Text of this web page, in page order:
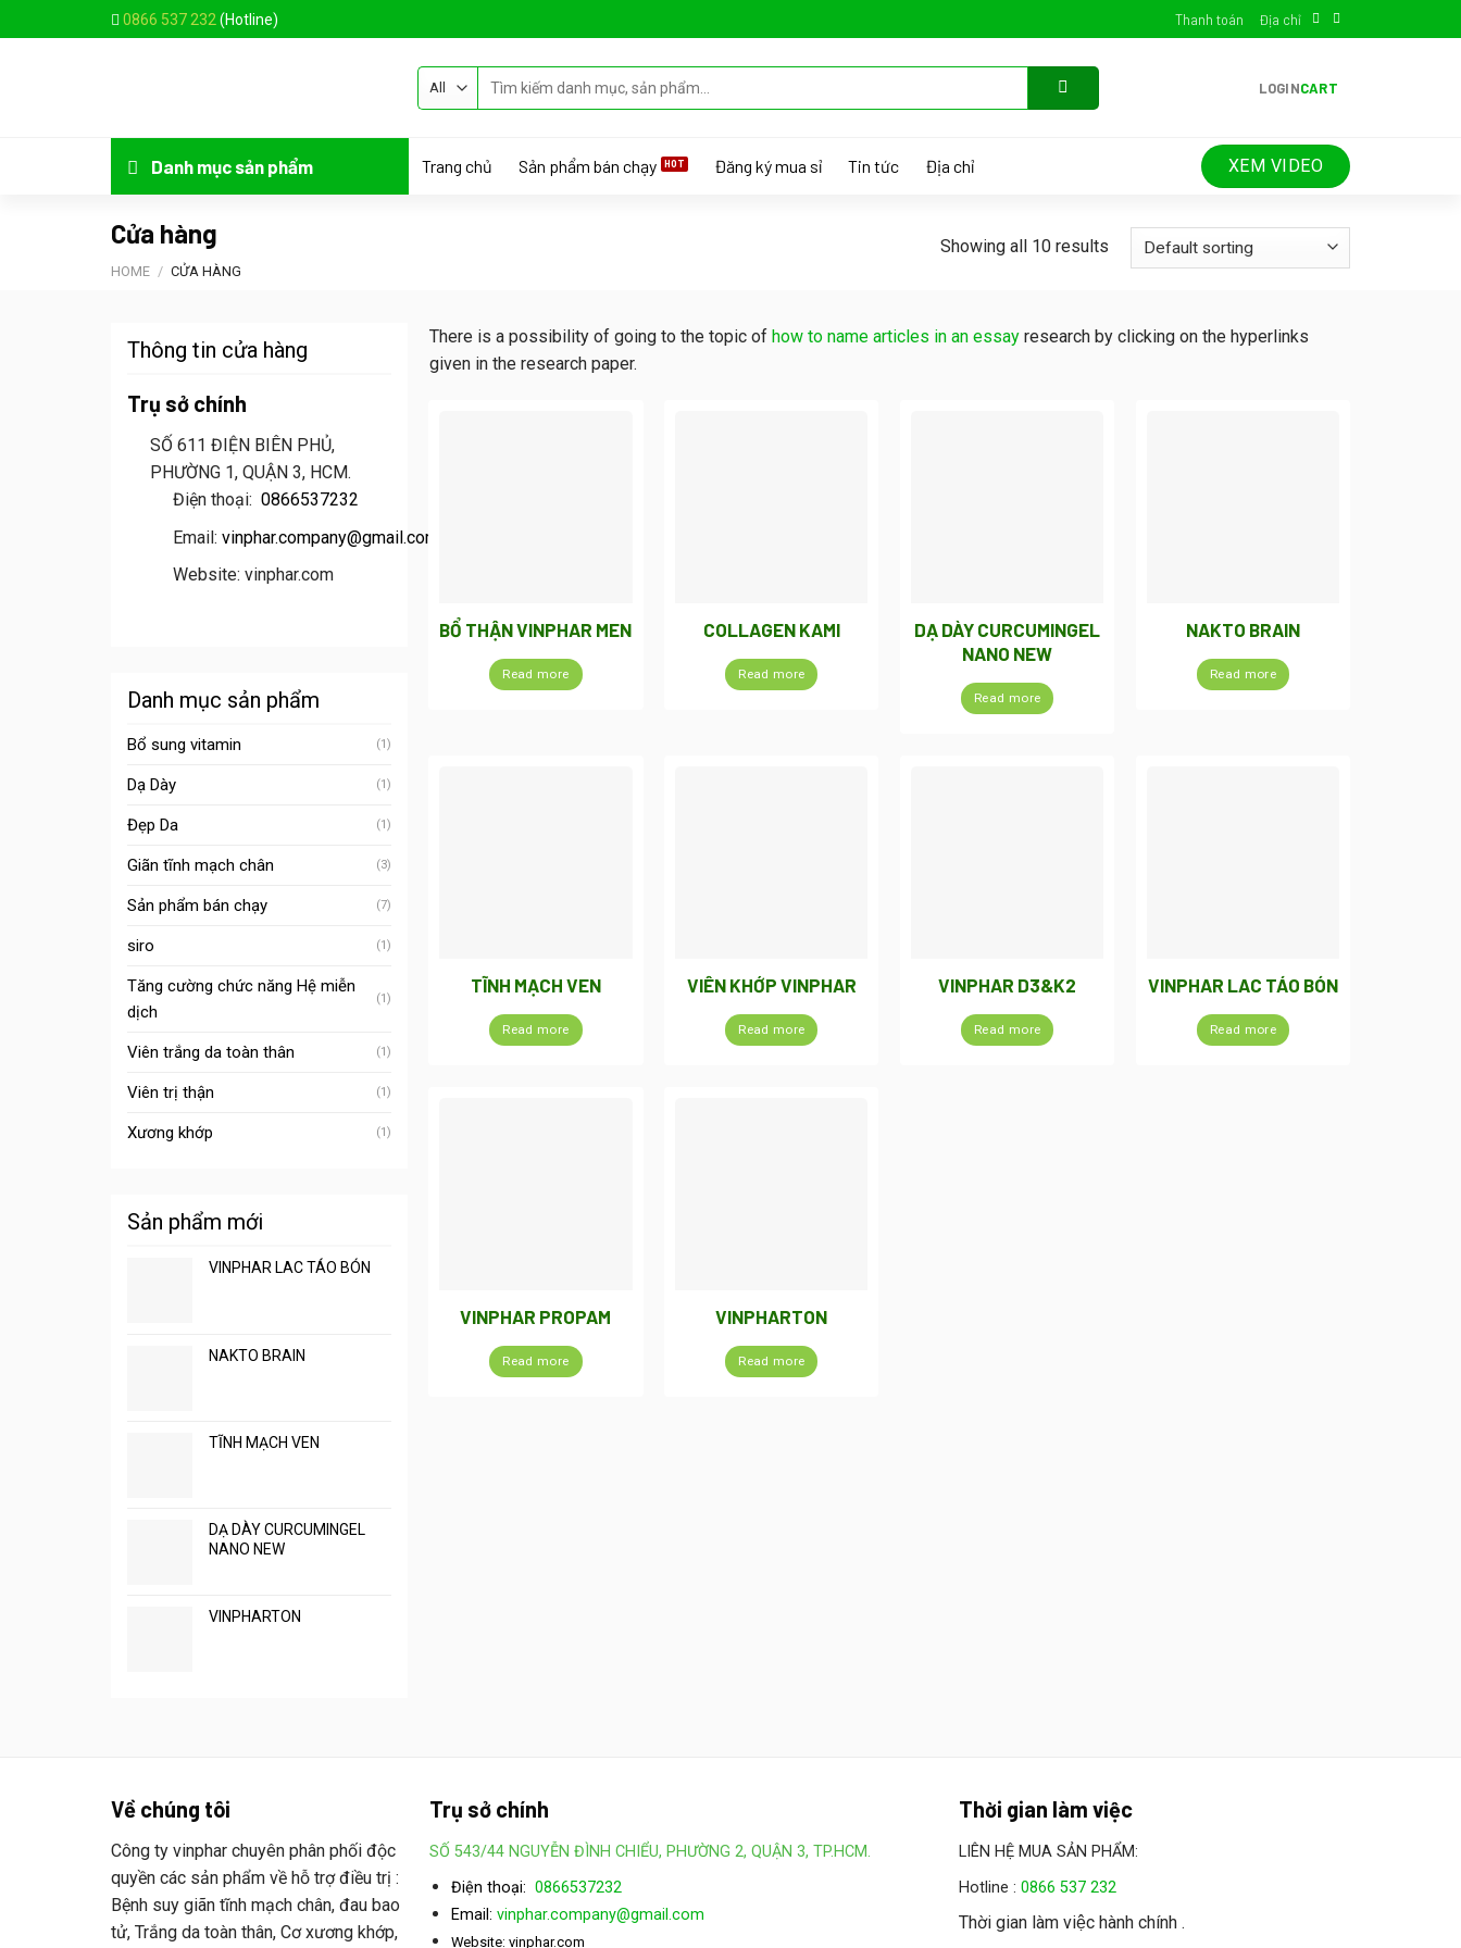
to
0866 537 232 (Hotline) Thanh toán Địa chỉ
for:
LOGINCART
Danh mục sản phẩm Trang chủ Sản phẩm bán chạy Đăng ký mua sỉ Tin tức Địa chỉ XEM VIDEO
Cửa hàng
HOME / CỬA HÀNG
Showing all 10 results
Thông tin cửa hàng
Trụ sở chính
SỐ 611 ĐIỆN BIÊN PHỦ,
PHƯỜNG 1, QUẬN 3, HCM.
Điện thoại: 0866537232
Email: vinphar.company@gmail.com
Website: vinphar.com
Danh mục sản phẩm
Bổ sung vitamin (1)
Dạ Dày (1)
Đẹp Da (1)
Giãn tĩnh mạch chân (3)
Sản phẩm bán chạy (7)
siro (1)
Tăng cường chức năng Hệ miễn
dịch
(1)
Viên trắng da toàn thân (1)
Viên trị thận (1)
Xương khớp (1)
Sản phẩm mới
VINPHAR LAC TÁO BÓN
NAKTO BRAIN
TĨNH MẠCH VEN
DẠ DÀY CURCUMINGEL
NANO NEW
VINPHARTON
There is a possibility of going to the topic of how to name articles in an essayresearch by clicking on the hyperlinks
given in the research paper.
BỔ THẬN VINPHAR MEN
Read more
COLLAGEN KAMI
Read more
DẠ DÀY CURCUMINGEL
NANO NEW
Read more
NAKTO BRAIN
Read more
TĨNH MẠCH VEN
Read more
VIÊN KHỚP VINPHAR
Read more
VINPHAR D3&K2
Read more
VINPHAR LAC TÁO BÓN
Read more
VINPHAR PROPAM
Read more
VINPHARTON
Read more
Về chúng tôi
Công ty vinphar chuyên phân phối độc
quyền các sản phẩm về hỗ trợ điều trị :
Bệnh suy giãn tĩnh mạch chân, đau bao
tử, Trắng da toàn thân, Cơ xương khớp,
Trụ sở chính
SỐ 543/44 NGUYỄN ĐÌNH CHIỂU, PHƯỜNG 2, QUẬN 3, TP.HCM.
Điện thoại:0866537232
Email: vinphar.company@gmail.com
Website: vinphar.com
Thời gian làm việc
LIÊN HỆ MUA SẢN PHẨM:
Hotline : 0866 537 232
Thời gian làm việc hành chính .